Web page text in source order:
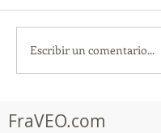
¡Acapulco y
Visten de Fiesta!
Escribir un comentario...
FraVEO.com